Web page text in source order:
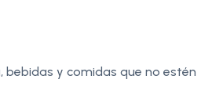
y comidas que no estén